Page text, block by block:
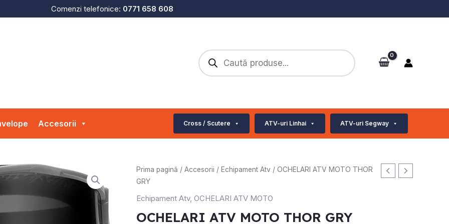
Comenzi telefonice: 0771 658 608
Products
search
Accesorii Cross / Scutere ATV-uri Linhai ATV-uri Segway
Prima pagină / Accesorii / Echipament Atv / OCHELARI ATV MOTO THOR
GRY
Echipament Atv, OCHELARI ATV MOTO
OCHELARI ATV MOTO THOR GRY
Cantitate
OCHELARI
MOTO
THOR